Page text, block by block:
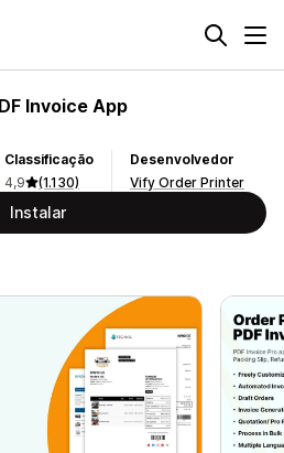
Invoice App
Classificação
4,9
(1.130)
Desenvolvedor
Vify Order Printer
Instalar